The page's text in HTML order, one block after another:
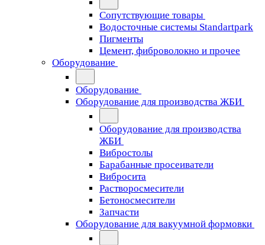
Сопутствующие товары
Водосточные системы Standartpark
Пигменты
Цемент, фиброволокно и прочее
Оборудование
Оборудование
Оборудование для производства ЖБИ
Оборудование для производства
ЖБИ
Вибростолы
Барабанные просеиватели
Вибросита
Растворосмесители
Бетоносмесители
Запчасти
Оборудование для вакуумной формовки